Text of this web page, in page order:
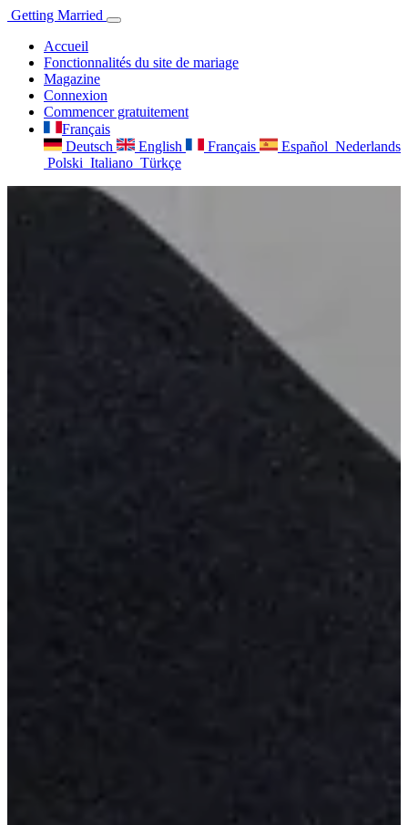
Getting Married
Accueil
Fonctionnalités du site de mariage
Magazine
Connexion
Commencer gratuitement
Français
Deutsch
English Français Español Nederlands
Polski Italiano Türkçe